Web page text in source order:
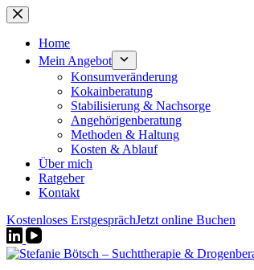
Zum
Inhalt
springenHome
Mein Angebot
Konsumveränderung
Kokainberatung
Stabilisierung & Nachsorge
Angehörigenberatung
Methoden & Haltung
Kosten & Ablauf
Über mich
Ratgeber
Kontakt
Kostenloses ErstgesprächJetzt online Buchen